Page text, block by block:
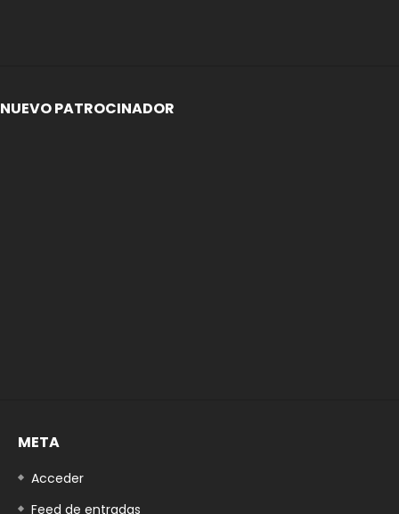
NUEVO PATROCINADOR
META
Acceder
Feed de entradas